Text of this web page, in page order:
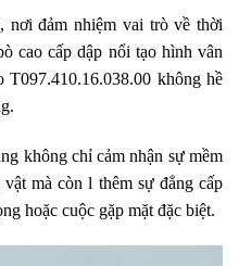
nơi đảm nhiệm vai trò về thời
cao cấp dập nổi tạo hình vân
T097.410.16.038.00 không hề
không chỉ cảm nhận sự mềm
mà còn l thêm sự đẳng cấp
hoặc cuộc gặp mặt đặc biệt.